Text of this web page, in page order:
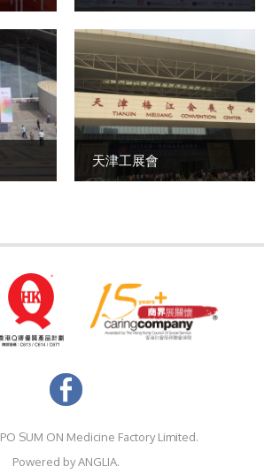
天津工展會
PO SUM ON Medicine Factory Limited.
Powered byANGLIA.